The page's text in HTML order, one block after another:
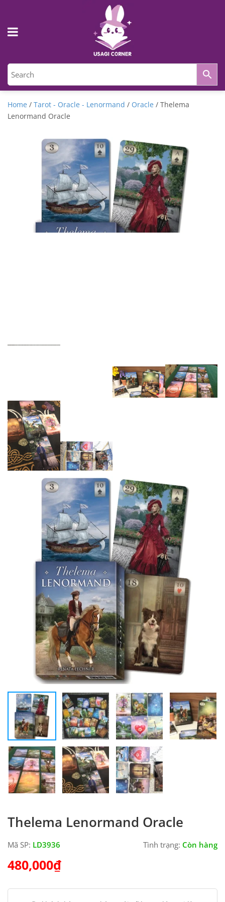
Home / Tarot - Oracle - Lenormand / Oracle / Thelema
Lenormand Oracle
Thelema Lenormand Oracle
Mã SP: LD3936
480,000₫
Nếu khách hàng mua hàng với số lượng lớn vui lòng
liên hệ hotline0974496916hoặc0384059887để
được ưu đãi với giá tốt.
+ THÊM VÀO GIỎ
2 in stock
Giờ làm việc: 12h00 – 18h00 (Tất cả các ngày)
166 Tôn Đức Thắng, Quận Đống Đa, Hà Nội
Hotline 1: 0974496916 Hotline 2: 0384059887
DESCRIPTION REVIEWS (0)
Nhà xuất bản: Llewellyn
Thelema Lenormand được minh họa với những hình ảnh
tuyệt đẹp và đầy tính biểu tượng của tri thức, trở thành một
công cụ nâng cao khả năng giải bài cũng như truyền cảm
hứng lý tưởng cho bạn. Tác giả bộ bài là họa sĩ tài hoa
Renata Lechner, cũng đồng thời là tác giả của Thelema Tarot.